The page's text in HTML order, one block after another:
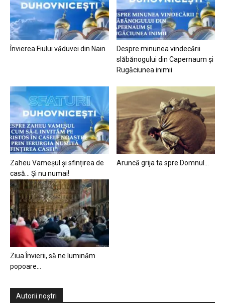
Învierea Fiului văduvei din Nain
Despre minunea vindecării
slăbănogului din Capernaum și
Rugăciunea inimii
Zaheu Vameșul și sfințirea de
casă… Și nu numai!
Aruncă grija ta spre Domnul…
Ziua Învierii, să ne luminăm
popoare…
Autorii noștri